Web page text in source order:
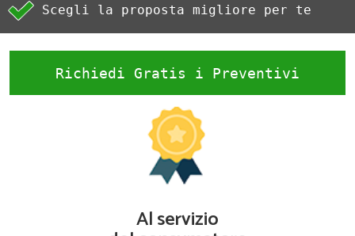
Scegli la proposta migliore per te
Richiedi Gratis i Preventivi
Al servizio